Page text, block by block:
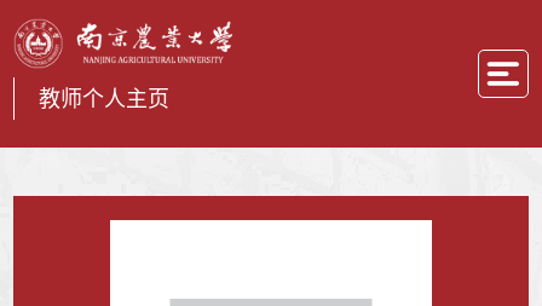
教师个人主页